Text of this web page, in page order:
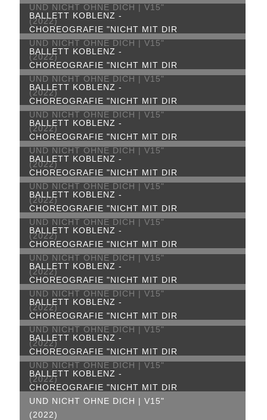
UND NICHT OHNE DICH | V15"
(2022)
BALLETT KOBLENZ -
CHOREOGRAFIE "NICHT MIT DIR
UND NICHT OHNE DICH | V15"
(2022)
BALLETT KOBLENZ -
CHOREOGRAFIE "NICHT MIT DIR
UND NICHT OHNE DICH | V15"
(2022)
BALLETT KOBLENZ -
CHOREOGRAFIE "NICHT MIT DIR
UND NICHT OHNE DICH | V15"
(2022)
BALLETT KOBLENZ -
CHOREOGRAFIE "NICHT MIT DIR
UND NICHT OHNE DICH | V15"
(2022)
BALLETT KOBLENZ -
CHOREOGRAFIE "NICHT MIT DIR
UND NICHT OHNE DICH | V15"
(2022)
BALLETT KOBLENZ -
CHOREOGRAFIE "NICHT MIT DIR
UND NICHT OHNE DICH | V15"
(2022)
BALLETT KOBLENZ -
CHOREOGRAFIE "NICHT MIT DIR
UND NICHT OHNE DICH | V15"
(2022)
BALLETT KOBLENZ -
CHOREOGRAFIE "NICHT MIT DIR
UND NICHT OHNE DICH | V15"
(2022)
BALLETT KOBLENZ -
CHOREOGRAFIE "NICHT MIT DIR
UND NICHT OHNE DICH | V15"
(2022)
BALLETT KOBLENZ -
CHOREOGRAFIE "NICHT MIT DIR
UND NICHT OHNE DICH | V15"
(2022)
BALLETT KOBLENZ -
CHOREOGRAFIE "NICHT MIT DIR
UND NICHT OHNE DICH | V15"
(2022)